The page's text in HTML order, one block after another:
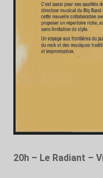
20h – Le Radiant –